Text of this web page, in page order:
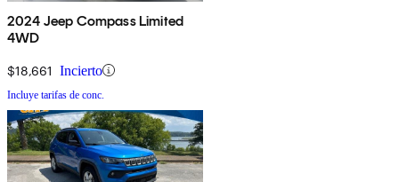
2024 Jeep Compass Limited
4WD
$18,661 Incierto
Incluye tarifas de conc.